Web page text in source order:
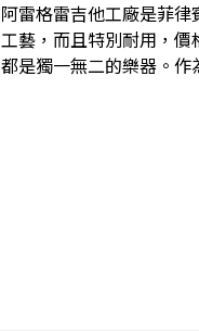
阿雷格雷吉他工廠是菲
工藝，而且特別耐用，
都是獨一無二的樂器。